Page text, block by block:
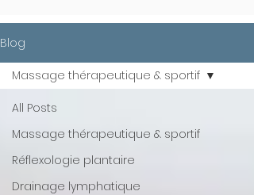
Blog
All Posts
Massage thérapeutique & sportif
Réflexologie plantaire
Drainage lymphatique
Massage thérapeutique & sportif